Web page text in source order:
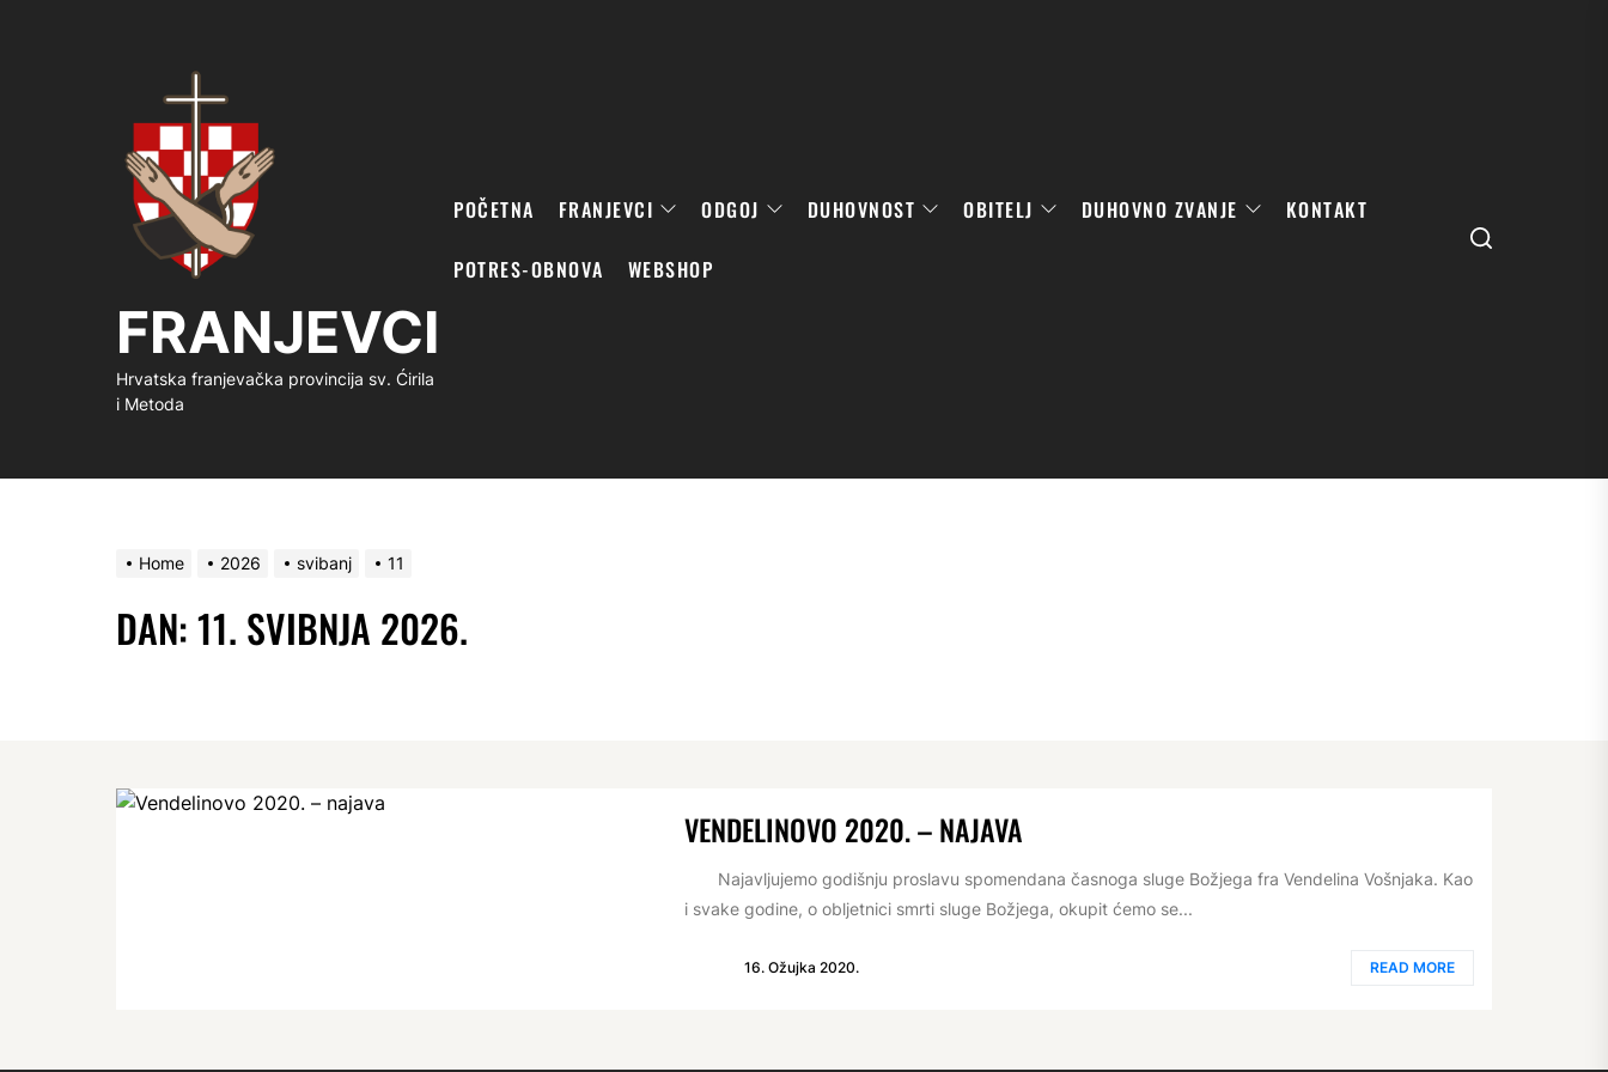
FRANJEVCI
Hrvatska franjevačka provincija sv. Ćirila
i Metoda
POČETNA FRANJEVCI ODGOJ DUHOVNOST OBITELJ DUHOVNO ZVANJE KONTAKT
POTRES-OBNOVA WEBSHOP
Search
Home 2026 svibanj 11
DAN:11. SVIBNJA 2026.
VENDELINOVO 2020. – NAJAVA
Najavljujemo godišnju proslavu spomendana časnoga sluge Božjega fra Vendelina Vošnjaka. Kao
i svake godine, o obljetnici smrti sluge Božjega, okupit ćemo se...
16. Ožujka 2020. READ MORE